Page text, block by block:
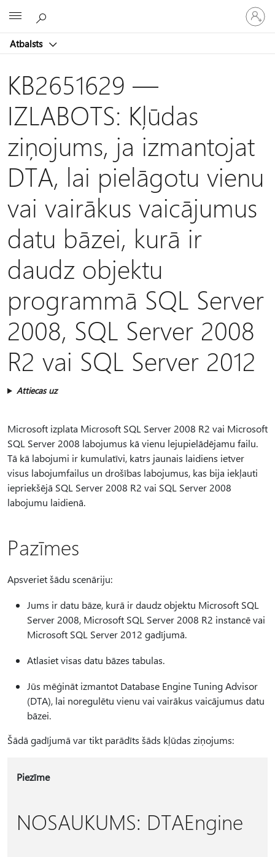
Atbalsts
savā
kontā
KB2651629 —
IZLABOTS: Kļūdas
ziņojums, ja izmantojat
DTA, lai pielāgotu vienu
vai vairākus vaicājumus
datu bāzei, kurā ir
daudz objektu
programmā SQL Server
2008, SQL Server 2008
R2 vai SQL Server 2012
Attiecas uz
Microsoft izplata Microsoft SQL Server 2008 R2 vai Microsoft
SQL Server 2008 labojumus kā vienu lejupielādējamu failu.
Tā kā labojumi ir kumulatīvi, katrs jaunais laidiens ietver
visus labojumfailus un drošības labojumus, kas bija iekļauti
iepriekšējā SQL Server 2008 R2 vai SQL Server 2008
labojumu laidienā.
Pazīmes
Apsveriet šādu scenāriju:
Jums ir datu bāze, kurā ir daudz objektu Microsoft SQL
Server 2008, Microsoft SQL Server 2008 R2 instancē vai
Microsoft SQL Server 2012 gadījumā.
Atlasiet visas datu bāzes tabulas.
Jūs mēģināt izmantot Database Engine Tuning Advisor
(DTA), lai noregulētu vienu vai vairākus vaicājumus datu
bāzei.
Šādā gadījumā var tikt parādīts šāds kļūdas ziņojums:
Piezīme
NOSAUKUMS: DTAEngine